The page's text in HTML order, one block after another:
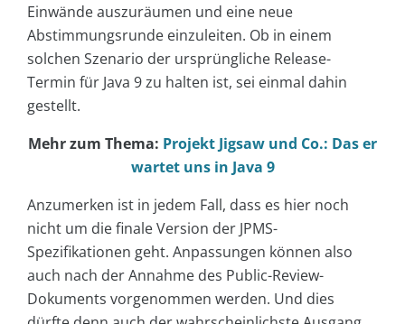
Einwände auszuräumen und eine neue
Abstimmungsrunde einzuleiten. Ob in einem
solchen Szenario der ursprüngliche Release-
Termin für Java 9 zu halten ist, sei einmal dahin
gestellt.
Mehr zum Thema: Projekt Jigsaw und Co.: Das er
wartet uns in Java 9
Anzumerken ist in jedem Fall, dass es hier noch
nicht um die finale Version der JPMS-
Spezifikationen geht. Anpassungen können also
auch nach der Annahme des Public-Review-
Dokuments vorgenommen werden. Und dies